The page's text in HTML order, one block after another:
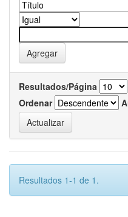
Resultados/Página
Ordenar
Resultados 1-1 de 1.